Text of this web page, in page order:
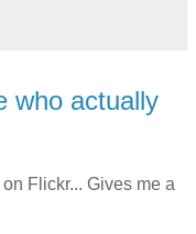
who actually
Flickr... Gives me a